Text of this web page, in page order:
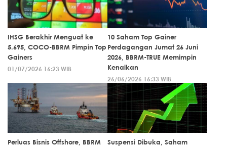
IHSG Berakhir Menguat ke
5.695, COCO-BBRM Pimpin Top
Gainers
01/07/2026 16:23 WIB
10 Saham Top Gainer
Perdagangan Jumat 26 Juni
2026, BBRM-TRUE Memimpin
Kenaikan
26/06/2026 16:33 WIB
Perluas Bisnis Offshore, BBRM
Suspensi Dibuka, Saham